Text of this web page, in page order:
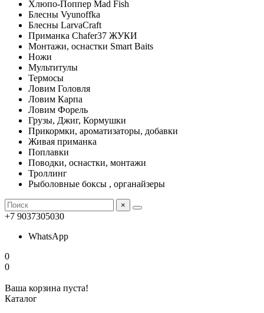
Хлюпо-Поппер Mad Fish
Блесны Vyunoffka
Блесны LarvaCraft
Приманка Chafer37 ЖУКИ
Монтажи, оснастки Smart Baits
Ножи
Мультитулы
Термосы
Ловим Головля
Ловим Карпа
Ловим Форель
Грузы, Джиг, Кормушки
Прикормки, ароматизаторы, добавки
Живая приманка
Поплавки
Поводки, оснастки, монтажи
Троллинг
Рыболовные боксы , органайзеры
×
+7 9037305030
WhatsApp
0
0
Ваша корзина пуста!
Каталог